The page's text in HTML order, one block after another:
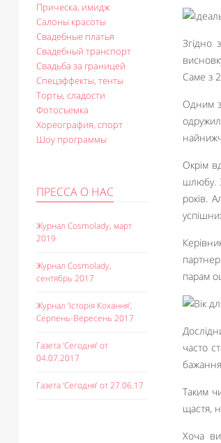
Прическа, имидж
Салоны красоты
Свадебные платья
Свадебный транспорт
Свадьба за границей
Спецэффекты, тенты
Торты, сладости
Фотосъемка
Хореография, спорт
Шоу программы
ПРЕССА О НАС
Журнал Cosmolady, март
2019
Журнал Cosmolady,
сентябрь 2017
Журнал ‘Історія Кохання’,
Серпень-Вересень 2017
Газета ‘Сегодня’ от
04.07.2017
Газета ‘Сегодня’ от 27.06.17
Згідно
Саме з
Одним з
Окрім
шлюбу.
років.
парам
часто
Таким
щастя,
Хоча